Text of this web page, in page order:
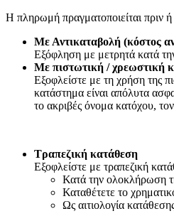
CD/DVD
Μετατροπείς
Μικρόφωνα
Βάσεις TV &
Καλώδια-
2.50mm²-
Scart
Canon
BNC
Καλώδια
Εικόνα – Ήχος
Η πληρωμή πραγματοποιείται πριν
Με Αντικαταβολή (κόστος
Εξόφληση με μετρητά κατά
Με πιστωτική / χρεωστική
Εξοφλείστε με τη χρήση της
κατάστημα είναι απόλυτα
το ακριβές όνομα κατόχου,
Τραπεζική κατάθεση
Εξοφλείστε με τραπεζική
Κατά την ολοκλήρωση
Καταθέτετε το
Ως αιτιολογία